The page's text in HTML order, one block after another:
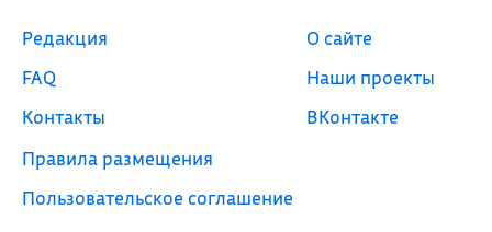
Редакция
FAQ
Контакты
Правила размещения
Пользовательское соглашение
О сайте
Наши проекты
ВКонтакте